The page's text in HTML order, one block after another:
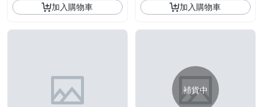
加入購物車 加入購物車
補貨中